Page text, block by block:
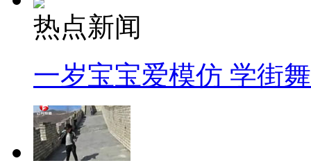
热点新闻
一岁宝宝爱模仿 学街